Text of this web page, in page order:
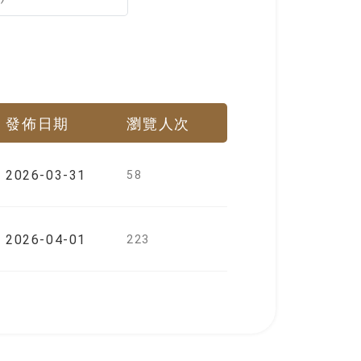
發佈日期 瀏覽人次
2026-03-31 58
2026-04-01 223